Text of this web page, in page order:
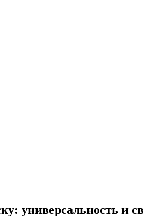
универсальность и